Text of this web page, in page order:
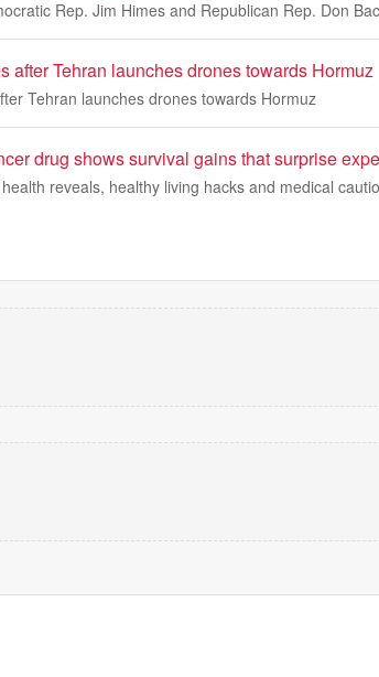
Rep. Jim Himes and Republican Rep. Don
after Tehran launches drones towards Hormuz
Tehran launches drones towards Hormuz
drug shows survival gains that surprise
reveals, healthy living hacks and medical